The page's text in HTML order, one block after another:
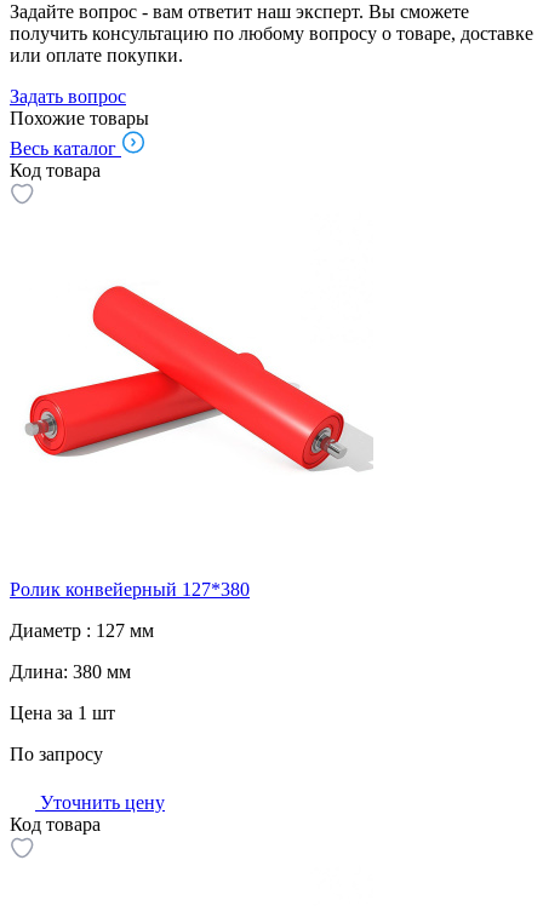
Задайте вопрос - вам ответит наш эксперт. Вы сможете
получить консультацию по любому вопросу о товаре, доставке
или оплате покупки.
Задать вопрос
Похожие товары
Весь каталог
Код товара
Ролик конвейерный 127*380
Диаметр : 127 мм
Длина: 380 мм
Цена за 1 шт
По запросу
Уточнить цену
Код товара